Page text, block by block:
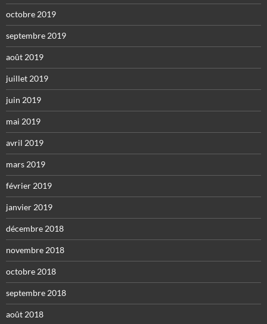
octobre 2019
septembre 2019
août 2019
juillet 2019
juin 2019
mai 2019
avril 2019
mars 2019
février 2019
janvier 2019
décembre 2018
novembre 2018
octobre 2018
septembre 2018
août 2018